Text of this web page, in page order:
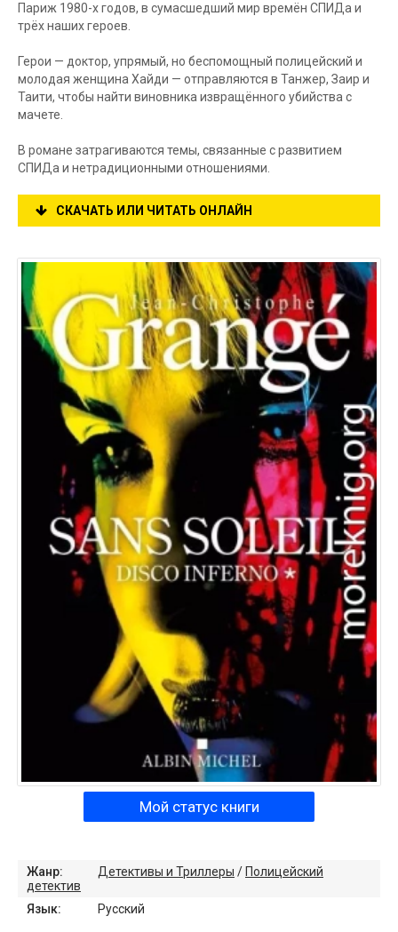
Париж 1980-х годов, в сумасшедший мир времён СПИДа и
трёх наших героев.
Герои — доктор, упрямый, но беспомощный полицейский и
молодая женщина Хайди — отправляются в Танжер, Заир и
Таити, чтобы найти виновника извращённого убийства с
мачете.
В романе затрагиваются темы, связанные с развитием
СПИДа и нетрадиционными отношениями.
СКАЧАТЬ ИЛИ ЧИТАТЬ ОНЛАЙН
Мой статус книги
Жанр: Детективы и Триллеры / Полицейский
детектив
Язык:
Русский